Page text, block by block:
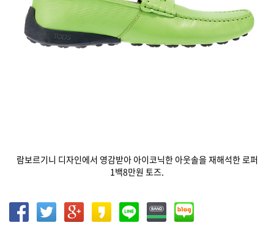
람보르기니 디자인에서 영감받아 아이코닉한 아웃솔을 재해석한 로퍼
1백8만원 토즈.